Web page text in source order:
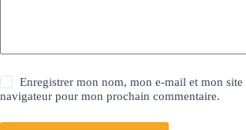
Enregistrer mon nom, mon e-mail et mon site
navigateur pour mon prochain commentaire.